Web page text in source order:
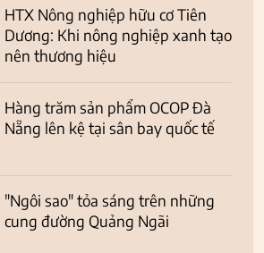
HTX Nông nghiệp hữu cơ Tiên
Dương: Khi nông nghiệp xanh tạo
nên thương hiệu
Hàng trăm sản phẩm OCOP Đà
Nẵng lên kệ tại sân bay quốc tế
"Ngôi sao" tỏa sáng trên những
cung đường Quảng Ngãi